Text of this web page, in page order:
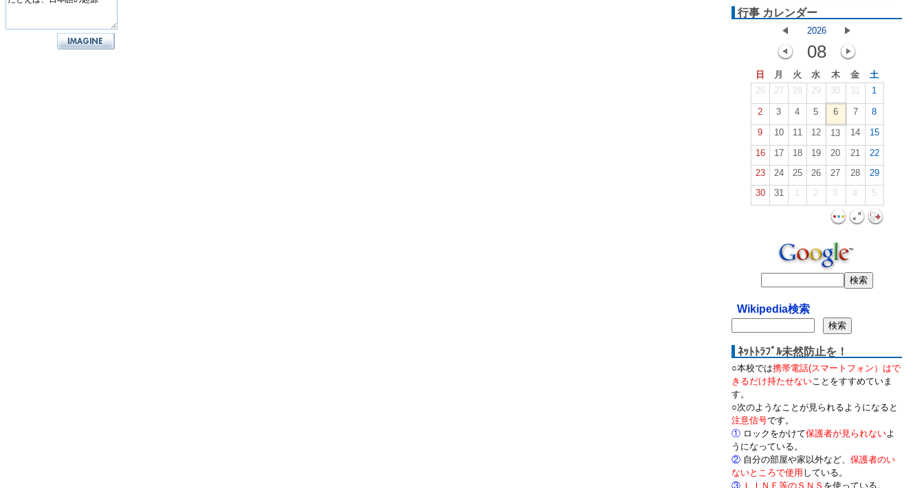
行事 カレンダー
2026
08
日 月 火 水 木 金
土
26
27 28 29 30 31 1
2 3 4 5 6 7
8
9
10 11 12 13 14
15
16
17 18 19 20 21
22
23
24 25 26 27 28
29
30
31 1 2 3 4 5
Wikipedia検索
ﾈｯﾄﾄﾗﾌﾞﾙ未然防止を！
○本校では携帯電話(スマートフォン）はで
きるだけ持たせないことをすすめていま
す。
○次のようなことが見られるようになると
注意信号です。
① ロックをかけて保護者が見られないよ
うになっている。
② 自分の部屋や家以外など、 保護者のい
ないところで使用 している。
③ ＬＩＮＥ等のＳＮＳ を使っている。